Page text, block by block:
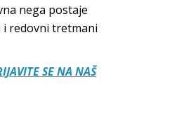
nega postaje
i redovni tretmani
SE NA NAŠ